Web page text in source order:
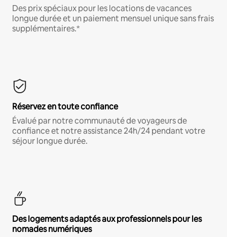
Des prix spéciaux pour les locations de vacances
longue durée et un paiement mensuel unique sans frais
supplémentaires.*
Réservez en toute confiance
Évalué par notre communauté de voyageurs de
confiance et notre assistance 24h/24 pendant votre
séjour longue durée.
Des logements adaptés aux professionnels pour les
nomades numériques